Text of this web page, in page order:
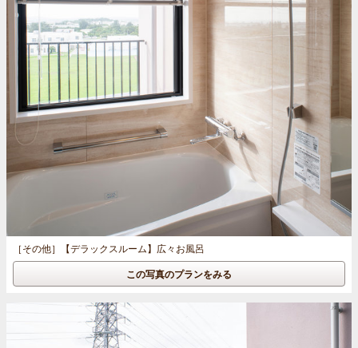
［その他］ 【デラックスルーム】広々お風呂
この写真のプランをみる